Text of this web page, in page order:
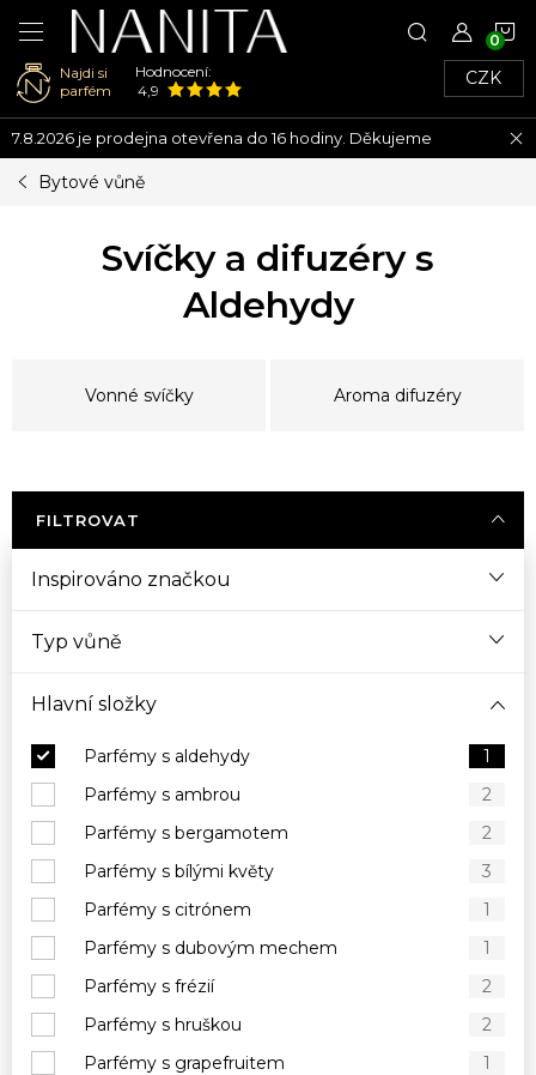
Přejít
na
obsah
Najdi si
parfém
Hodnocení:
4,9
CZK
7.8.2026 je prodejna otevřena do 16 hodiny. Děkujeme
Bytové vůně
Svíčky a difuzéry s
Aldehydy
Vonné svíčky Aroma difuzéry
FILTROVAT
Inspirováno značkou
Typ vůně
Hlavní složky
Parfémy s aldehydy
1
Parfémy s ambrou
2
Parfémy s bergamotem
2
Parfémy s bílými květy
3
Parfémy s citrónem
1
Parfémy s dubovým mechem
1
Parfémy s frézií
2
Parfémy s hruškou
2
Parfémy s grapefruitem
1